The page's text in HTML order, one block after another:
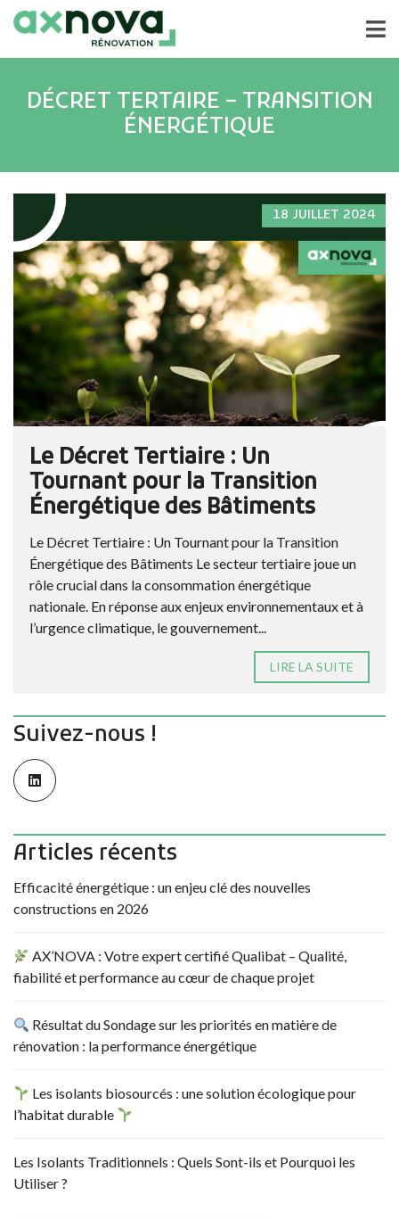
DÉCRET TERTAIRE – TRANSITION
ÉNERGÉTIQUE
18 JUILLET 2024
Le Décret Tertiaire : Un
Tournant pour la Transition
Énergétique des Bâtiments
Le Décret Tertiaire : Un Tournant pour la Transition
Énergétique des Bâtiments Le secteur tertiaire joue un
rôle crucial dans la consommation énergétique
nationale. En réponse aux enjeux environnementaux et à
l’urgence climatique, le gouvernement...
LIRE LA SUITE
Suivez-nous !
Articles récents
Efficacité énergétique : un enjeu clé des nouvelles
constructions en 2026
AX’NOVA : Votre expert certifié Qualibat – Qualité,
fiabilité et performance au cœur de chaque projet
Résultat du Sondage sur les priorités en matière de
rénovation : la performance énergétique
Les isolants biosourcés : une solution écologique pour
l’habitat durable
Les Isolants Traditionnels : Quels Sont-ils et Pourquoi les
Utiliser ?